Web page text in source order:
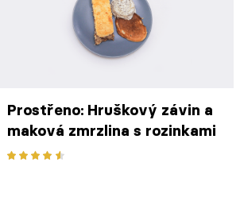
Prostřeno: Hruškový závin a
maková zmrzlina s rozinkami